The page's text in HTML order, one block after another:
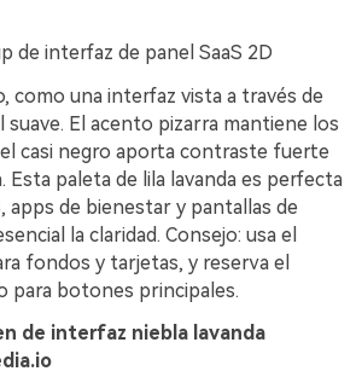
de interfaz de panel SaaS 2D
como una interfaz vista a través de
suave. El acento pizarra mantiene los
el casi negro aporta contraste fuerte
Esta paleta de lila lavanda es perfecta
apps de bienestar y pantallas de
la claridad. Consejo: usa el
fondos y tarjetas, y reserva el
para botones principales.
de interfaz niebla lavanda